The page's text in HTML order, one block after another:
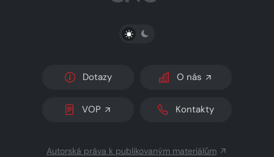
PŘEPNOUT SVĚTLÝ/TMAVÝ REŽIM
Dotazy O nás
VOP Kontakty
Autorská práva k publikovaným materiálům